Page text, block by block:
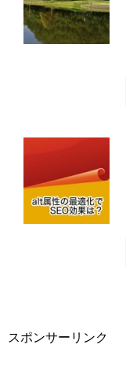
スポンサーリンク